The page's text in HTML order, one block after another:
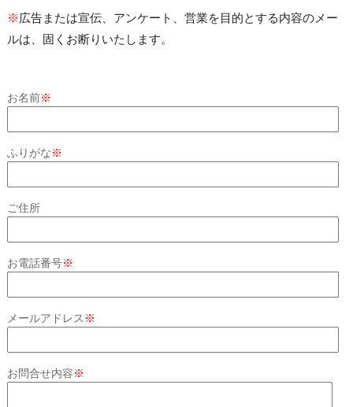
※広告または宣伝、アンケート、営業を目的とする内容のメー
ルは、固くお断りいたします。
お名前※
ふりがな※
ご住所
お電話番号※
メールアドレス ※
お問合せ内容※